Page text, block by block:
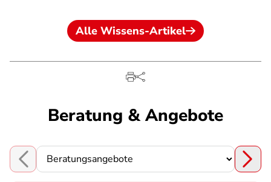
Alle Wissens-Artikel
Beratung & Angebote
Choose a section